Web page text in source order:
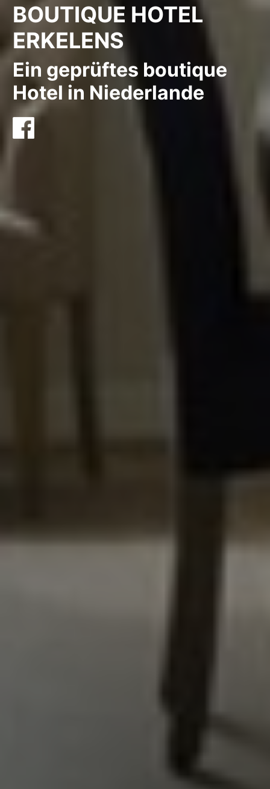
BOUTIQUE HOTEL
ERKELENS
Ein geprüftes boutique
Hotel in Niederlande